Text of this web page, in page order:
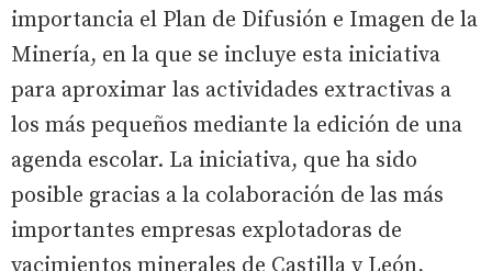
importancia el Plan de Difusión e Imagen de la
Minería, en la que se incluye esta iniciativa
para aproximar las actividades extractivas a
los más pequeños mediante la edición de una
agenda escolar. La iniciativa, que ha sido
posible gracias a la colaboración de las más
importantes empresas explotadoras de